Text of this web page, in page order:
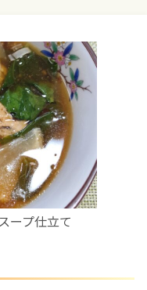
ープ仕立て
支援